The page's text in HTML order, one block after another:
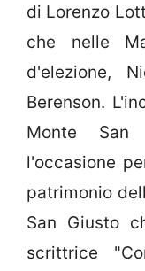
di Lorenzo
che nelle
d'elezione,
Berenson.
Monte
l'occasione
patrimonio
San Giusto
scrittrice